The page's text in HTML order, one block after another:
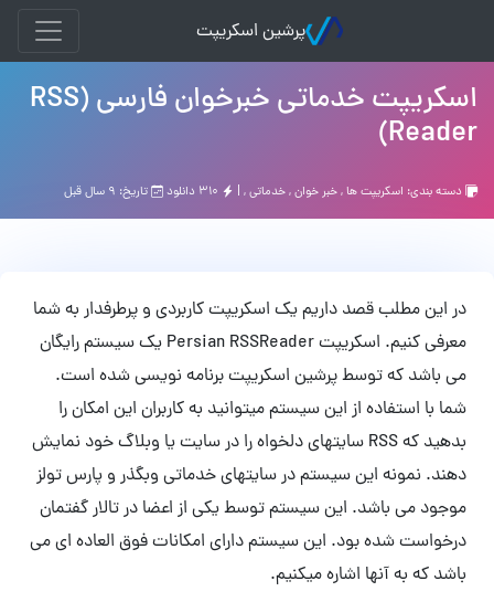
پرشین اسکریپت
اسکریپت خدماتی خبرخوان فارسی (RSS
Reader)
دسته بندی: اسکریپت ها,خبر خوان,خدماتی, | تاریخ: ۹ سال قبل
در این مطلب قصد داریم یک اسکریپت کاربردی و پرطرفدار به شما
معرفی کنیم. اسکریپت Persian RSSReader یک سیستم رایگان
می باشد که توسط پرشین اسکریپت برنامه نویسی شده است.
شما با استفاده از این سیستم میتوانید به کاربران این امکان را
بدهید که RSS سایتهای دلخواه را در سایت یا وبلاگ خود نمایش
دهند. نمونه این سیستم در سایتهای خدماتی وبگذر و پارس تولز
موجود می باشد. این سیستم توسط یکی از اعضا در تالار گفتمان
درخواست شده بود. این سیستم دارای امکانات فوق العاده ای می
باشد که به آنها اشاره میکنیم.